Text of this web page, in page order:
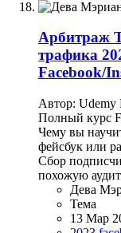
Арбитраж
трафика
Facebook/
Автор: Udemy
Полный курс
Чему вы
фейсбук или
Сбор
похожую
Дева
Тема
13 Мар